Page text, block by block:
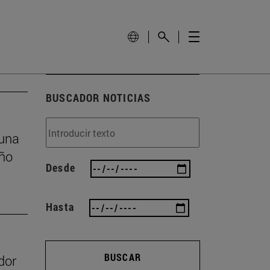
BUSCADOR NOTICIAS
Desde
Hasta
BUSCAR